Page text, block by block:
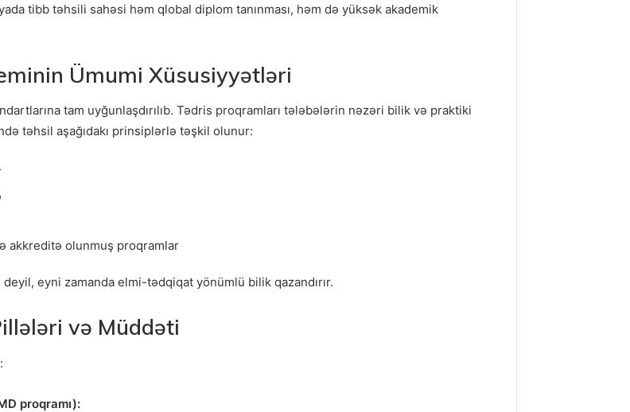
tibb təhsili sahəsi həm qlobal diplom tanınması, həm də yüksək akademik
Ümumi Xüsusiyyətləri
tam uyğunlaşdırılıb. Tədris proqramları tələbələrin nəzəri bilik və praktiki
təhsil aşağıdakı prinsiplərlə təşkil olunur:
akkreditə olunmuş proqramlar
eyni zamanda elmi-tədqiqat yönümlü bilik qazandırır.
və Müddəti
proqramı):